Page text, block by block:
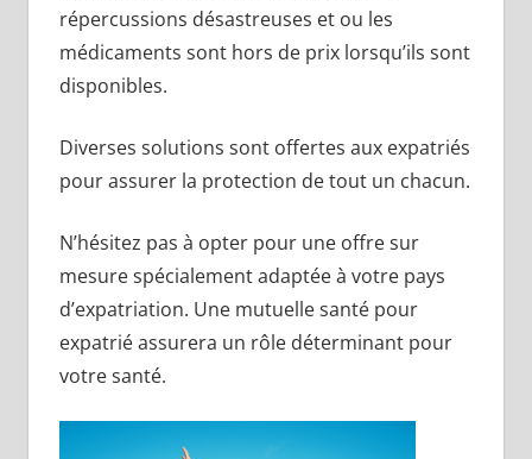
répercussions désastreuses et ou les
médicaments sont hors de prix lorsqu’ils sont
disponibles.
Diverses solutions sont offertes aux expatriés
pour assurer la protection de tout un chacun.
N’hésitez pas à opter pour une offre sur
mesure spécialement adaptée à votre pays
d’expatriation. Une mutuelle santé pour
expatrié assurera un rôle déterminant pour
votre santé.